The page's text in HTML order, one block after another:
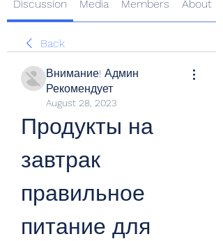
Discussion Media Members About
Back
Внимание! Админ
Рекомендует
August 28, 2023
Продукты на
завтрак
правильное
питание для